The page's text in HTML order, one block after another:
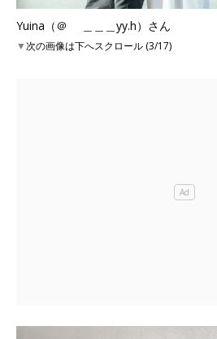
Yuina（＠ ＿＿＿yy.h）さん
▼次の画像は下へスクロール (3/17)